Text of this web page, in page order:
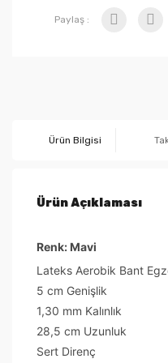
Paylaş :
Ürün Bilgisi
Ürün Açıklaması
Renk: Mavi
Lateks Aerobik Bant
5 cm Genişlik
1,30 mm Kalınlık
28,5 cm Uzunluk
Sert Direnç